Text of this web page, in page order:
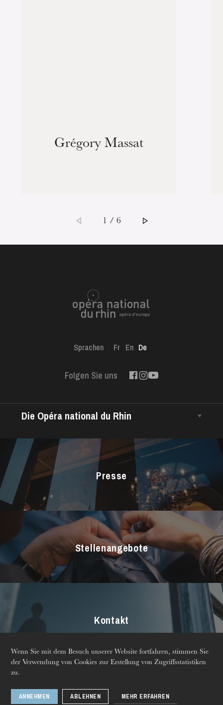
Wenn Sie mit dem Besuch unserer Website fortfahren, stimmen Sie
der Verwendung von Cookies zur Erstellung von Zugriffsstatistiken
zu.
ANNEHMEN ABLEHNEN MEHR ERFAHREN
Die OnR mit euch
Führungen durch die Oper
1 / 6
Grégory Massat
Sprachen Fr En De
Folgen Sie uns
Die Opéra national du Rhin
Intendanz
Das CCN • Ballett der Opéra national du Rhin
Chor
Opernstudio
Kinderchor
Presse
Stellenangebote
Kontakt
Mentions légales
Newsletter
© 2026 Opéra national